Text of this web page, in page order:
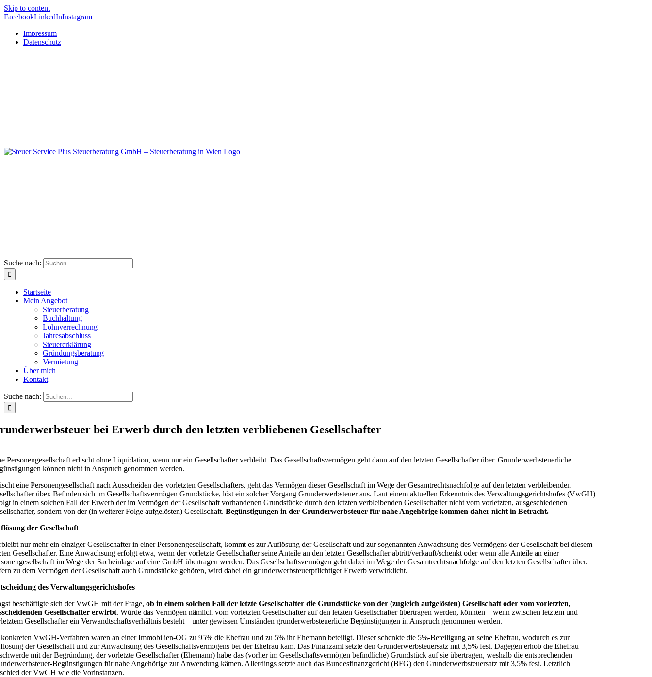
Skip to content
FacebookLinkedInInstagram
Impressum
Datenschutz
Suche nach:
Startseite
Mein Angebot
Steuerberatung
Buchhaltung
Lohnverrechnung
Jahresabschluss
Steuererklärung
Gründungsberatung
Vermietung
Über mich
Kontakt
Suche nach:
bei Erwerb durch den letzten verbliebenen Gesellschafter
Personengesellschaft erlischt ohne Liquidation, wenn nur ein Gesellschafter verbleibt. Das Gesellschaftsvermögen geht dann auf den letzten Gesellschafter über. Grunderwerbsteuerliche
können nicht in Anspruch genommen werden.
eine Personengesellschaft nach Ausscheiden des vorletzten Gesellschafters, geht das Vermögen dieser Gesellschaft im Wege der Gesamtrechtsnachfolge auf den letzten verbleibenden
über. Befinden sich im Gesellschaftsvermögen Grundstücke, löst ein solcher Vorgang Grunderwerbsteuer aus. Laut einem aktuellen Erkenntnis des Verwaltungsgerichtshofes (VwGH)
in einem solchen Fall der Erwerb der im Vermögen der Gesellschaft vorhandenen Grundstücke durch den letzten verbleibenden Gesellschafter nicht vom vorletzten, ausgeschiedenen
sondern von der (in weiterer Folge aufgelösten) Gesellschaft.Begünstigungen in der Grunderwerbsteuer für nahe Angehörige kommen daher nicht in Betracht.
der Gesellschaft
nur mehr ein einziger Gesellschafter in einer Personengesellschaft, kommt es zur Auflösung der Gesellschaft und zur sogenannten Anwachsung des Vermögens der Gesellschaft bei diesem
Gesellschafter. Eine Anwachsung erfolgt etwa, wenn der vorletzte Gesellschafter seine Anteile an den letzten Gesellschafter abtritt/verkauft/schenkt oder wenn alle Anteile an einer
im Wege der Sacheinlage auf eine GmbH übertragen werden. Das Gesellschaftsvermögen geht dabei im Wege der Gesamtrechtsnachfolge auf den letzten Gesellschafter über.
zu dem Vermögen der Gesellschaft auch Grundstücke gehören, wird dabei ein grunderwerbsteuerpflichtiger Erwerb verwirklicht.
des Verwaltungsgerichtshofes
beschäftigte sich der VwGH mit der Frage,ob in einem solchen Fall der letzte Gesellschafter die Grundstücke von der (zugleich aufgelösten) Gesellschaft oder vom vorletzten,
Gesellschafter erwirbt. Würde das Vermögen nämlich vom vorletzten Gesellschafter auf den letzten Gesellschafter übertragen werden, könnten – wenn zwischen letztem und
Gesellschafter ein Verwandtschaftsverhältnis besteht – unter gewissen Umständen grunderwerbsteuerliche Begünstigungen in Anspruch genommen werden.
VwGH-Verfahren waren an einer Immobilien-OG zu 95% die Ehefrau und zu 5% ihr Ehemann beteiligt. Dieser schenkte die 5%-Beteiligung an seine Ehefrau, wodurch es zur
der Gesellschaft und zur Anwachsung des Gesellschaftsvermögens bei der Ehefrau kam. Das Finanzamt setzte den Grunderwerbsteuersatz mit 3,5% fest. Dagegen erhob die Ehefrau
mit der Begründung, der vorletzte Gesellschafter (Ehemann) habe das (vorher im Gesellschaftsvermögen befindliche) Grundstück auf sie übertragen, weshalb die entsprechenden
Begünstigungen für nahe Angehörige zur Anwendung kämen. Allerdings setzte auch das Bundesfinanzgericht (BFG) den Grunderwerbsteuersatz mit 3,5% fest. Letztlich
der VwGH wie die Vorinstanzen.